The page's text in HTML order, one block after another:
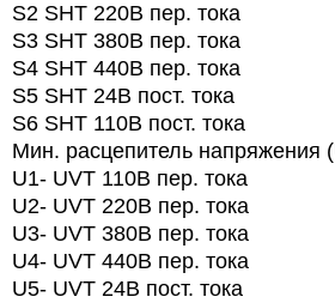
S2 SHT 220В пер. тока
S3 SHT 380В пер. тока
S4 SHT 440В пер. тока
S5 SHT 24В пост. тока
S6 SHT 110В пост. тока
Мин. расцепитель напряжения
U1- UVT 110В пер. тока
U2- UVT 220В пер. тока
U3- UVT 380В пер. тока
U4- UVT 440В пер. тока
U5- UVT 24В пост. тока